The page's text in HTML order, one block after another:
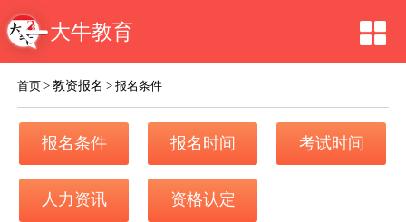
大牛教育
首页 >教资报名 >报名条件
报名条件 报名时间 考试时间
人力资讯 资格认定